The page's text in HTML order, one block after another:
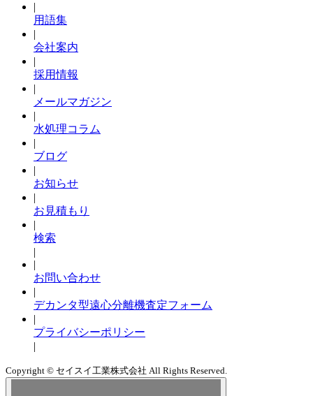
|
用語集
|
会社案内
|
採用情報
|
メールマガジン
|
水処理コラム
|
ブログ
|
お知らせ
|
お見積もり
|
検索
|
|
お問い合わせ
|
デカンタ型遠心分離機査定フォーム
|
プライバシーポリシー
|
Copyright © セイスイ工業株式会社 All Rights Reserved.